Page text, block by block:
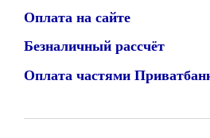
Оплата на сайте
Безналичный рассчёт
Оплата частями